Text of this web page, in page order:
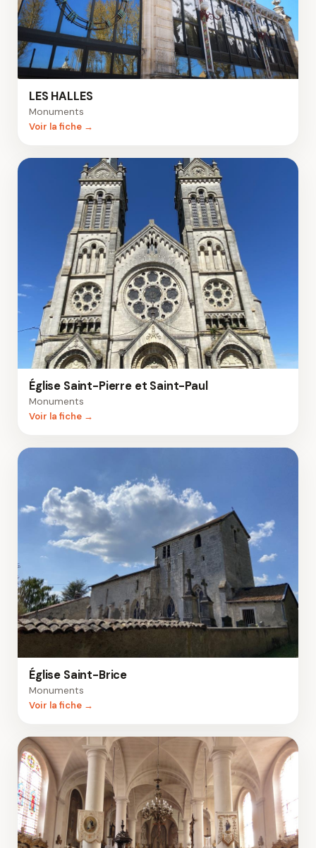
LES HALLES
Monuments
Voir la fiche →
Église Saint-Pierre et Saint-Paul
Monuments
Voir la fiche →
Église Saint-Brice
Monuments
Voir la fiche →